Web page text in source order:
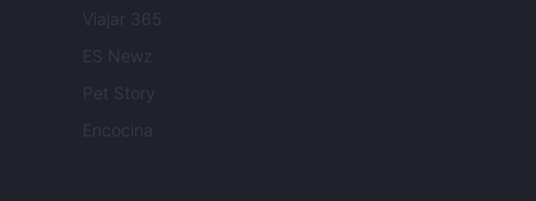
Viajar 365
ES Newz
Pet Story
Encocina